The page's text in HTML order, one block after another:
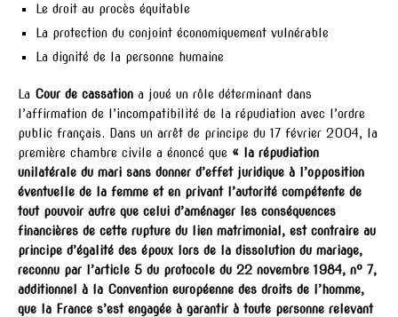
Le droit au procès équitable
La protection du conjoint économiquement vulnérable
La dignité de la personne humaine
La Cour de cassation a joué un rôle déterminant dans
l’affirmation de l’incompatibilité de la répudiation avec l’ordre
public français. Dans un arrêt de principe du 17 février 2004, la
première chambre civile a énoncé que « la répudiation
unilatérale du mari sans donner d’effet juridique à l’opposition
éventuelle de la femme et en privant l’autorité compétente de
tout pouvoir autre que celui d’aménager les conséquences
financières de cette rupture du lien matrimonial, est contraire au
principe d’égalité des époux lors de la dissolution du mariage,
reconnu par l’article 5 du protocole du 22 novembre 1984, n° 7,
additionnel à la Convention européenne des droits de l’homme,
que la France s’est engagée à garantir à toute personne relevant